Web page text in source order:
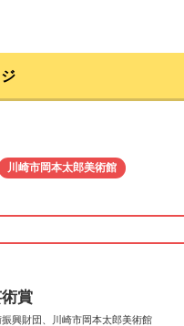
川崎市岡本太郎美術館
賞
興財団、川崎市岡本太郎美術館